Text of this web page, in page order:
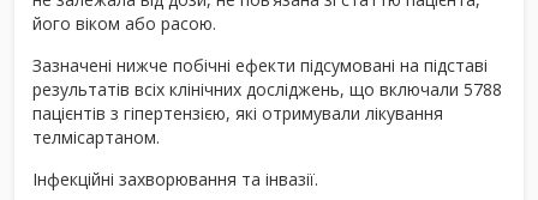
його віком або расою.
Зазначені нижче побічні ефекти підсумовані на підставі
результатів всіх клінічних досліджень, що включали 5788
пацієнтів з гіпертензією, які отримували лікування
телмісартаном.
Інфекційні захворювання та інвазії.